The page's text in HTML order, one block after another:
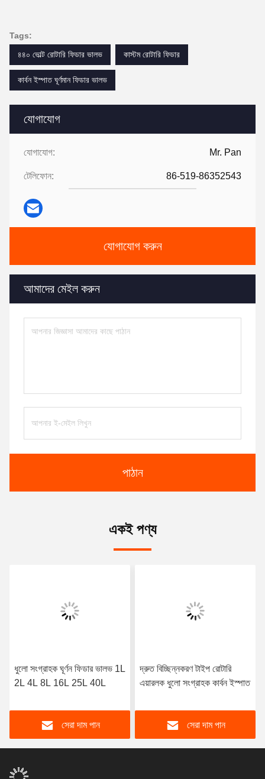
যোগাযোগ
যোগাযোগ: Mr. Pan
টেলিফোন: 86-519-86352543
যোগাযোগ করুন
আমাদের মেইল ​​করুন
পাঠান
Tags:
৪৪০ ভোল্ট রোটারি ফিডার ভালভ
কাস্টম রোটারি ফিডার
কার্বন ইস্পাত ঘূর্ণমান ফিডার ভালভ
একই পণ্য
ধুলো সংগ্রাহক ঘূর্ণন ফিডার ভালভ 1L
2L 4L 8L 16L 25L 40L
সেরা দাম পান
দ্রুত বিচ্ছিন্নকরণ টাইপ রোটারি
এয়ারলক ধুলো সংগ্রাহক কার্বন ইস্পাত
সেরা দাম পান